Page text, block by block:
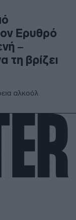
Ερυθρό
–
τη βρίζει
αλκοόλ